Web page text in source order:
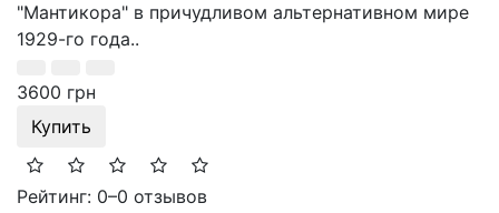
"Мантикора" в причудливом альтернативном мире
1929-го года..
3600 грн
Купить
Рейтинг: 0–0 отзывов